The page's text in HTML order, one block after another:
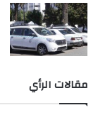
مقالات الرأي